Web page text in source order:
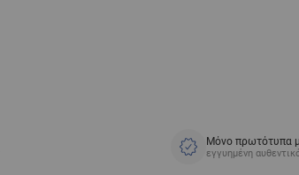
Μόνο πρωτότυπα
εγγυημένη